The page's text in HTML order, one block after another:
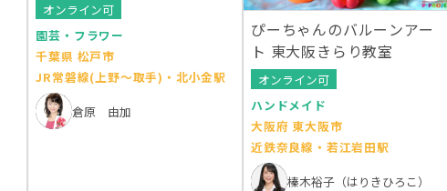
オンライン可
園芸・フラワー
千葉県 松戸市
JR常磐線(上野～取手)・北小金駅
倉原 由加
ぴーちゃんのバルーンアー
ト 東大阪きらり教室
オンライン可
ハンドメイド
大阪府 東大阪市
近鉄奈良線・若江岩田駅
榛木裕子（はりきひろこ）